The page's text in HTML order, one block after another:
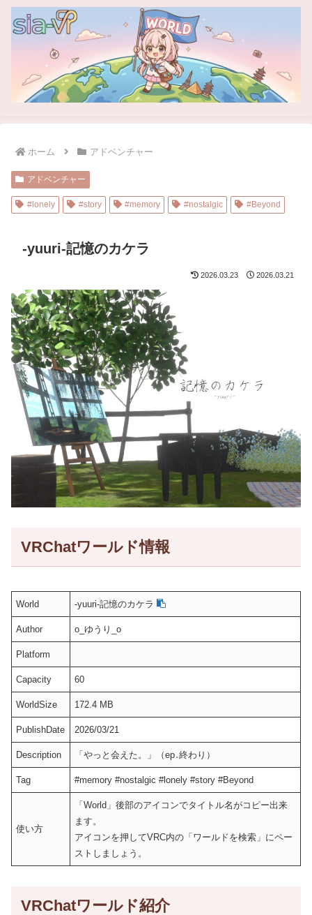
ホーム アドベンチャー
アドベンチャー
#lonely #story #memory #nostalgic #Beyond
-yuuri-記憶のカケラ
2026.03.23 2026.03.21
VRChatワールド情報
World -yuuri-記憶のカケラ
Author o_ゆうり_o
Platform
Capacity 60
WorldSize 172.4 MB
PublishDate 2026/03/21
Description 「やっと会えた。」（ep․終わり）
Tag #memory #nostalgic #lonely #story #Beyond
使い方
「World」後部のアイコンでタイトル名がコピー出来
ます。
アイコンを押してVRC内の「ワールドを検索」にペー
ストしましょう。
VRChatワールド紹介